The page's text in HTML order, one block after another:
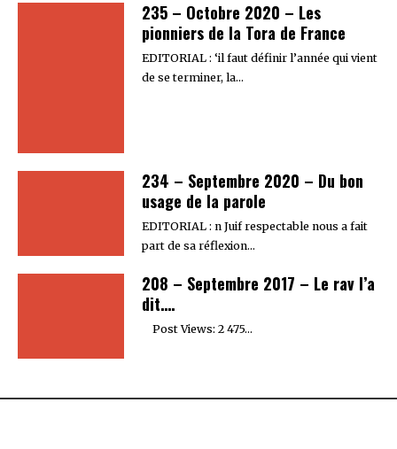
235 – Octobre 2020 – Les
pionniers de la Tora de France
EDITORIAL : ‘il faut définir l’année qui vient
de se terminer, la…
234 – Septembre 2020 – Du bon
usage de la parole
EDITORIAL : n Juif respectable nous a fait
part de sa réflexion…
208 – Septembre 2017 – Le rav l’a
dit….
Post Views: 2 475…